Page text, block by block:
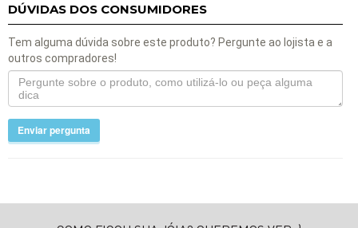
DÚVIDAS DOS CONSUMIDORES
Tem alguma dúvida sobre este produto? Pergunte ao lojista e a
outros compradores!
Enviar pergunta